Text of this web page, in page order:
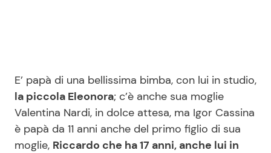
Info
Chi siamo
Disclaimer e Privacy
Redazione
E’ papà di una bellissima bimba, con lui in studio,
la piccola Eleonora; c’è anche sua moglie
Valentina Nardi, in dolce attesa, ma Igor Cassina
è papà da 11 anni anche del primo figlio di sua
moglie, Riccardo che ha 17 anni, anche lui in